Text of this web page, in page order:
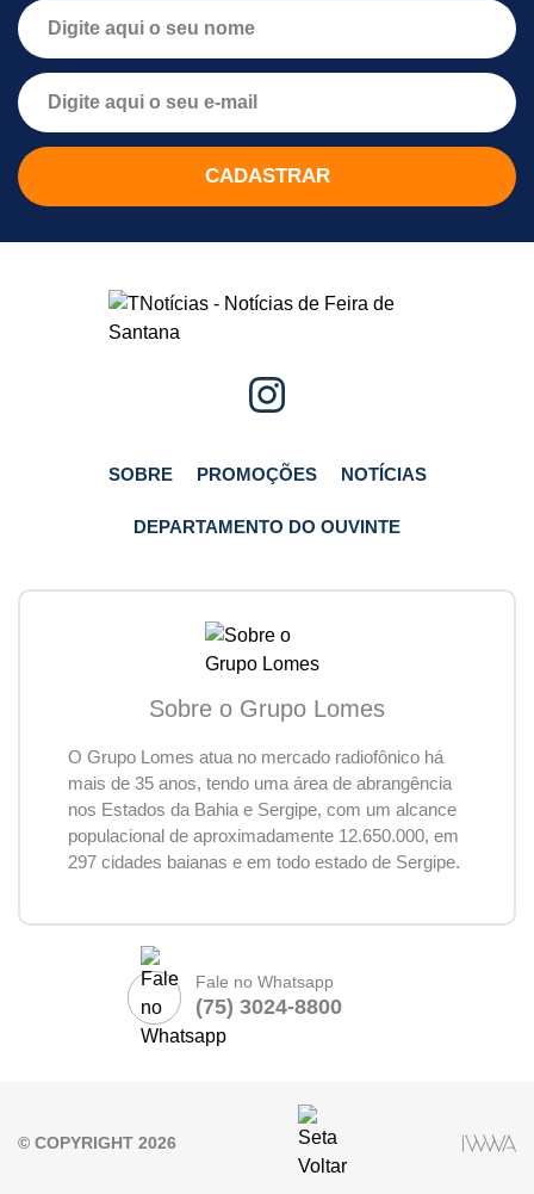
SOBRE PROMOÇÕES NOTÍCIAS
DEPARTAMENTO DO OUVINTE
Sobre o Grupo Lomes
O Grupo Lomes atua no mercado radiofônico há
mais de 35 anos, tendo uma área de abrangência
nos Estados da Bahia e Sergipe, com um alcance
populacional de aproximadamente 12.650.000, em
297 cidades baianas e em todo estado de Sergipe.
Fale no Whatsapp
(75) 3024-8800
© COPYRIGHT 2026